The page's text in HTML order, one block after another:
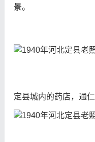
景。
定县城内的药店，通仁